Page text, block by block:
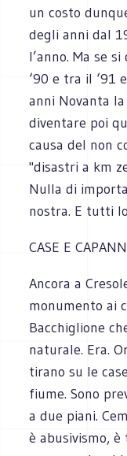
un costo
degli anni dal
l’anno. Ma se
‘90 e tra il ‘91
anni Novanta
diventare poi
causa del non
"disastri a km
Nulla di
nostra. E tutti
CASE E
Ancora a
monumento ai
Bacchiglione
naturale. Era.
tirano su le
fiume. Sono
a due piani.
è abusivismo,